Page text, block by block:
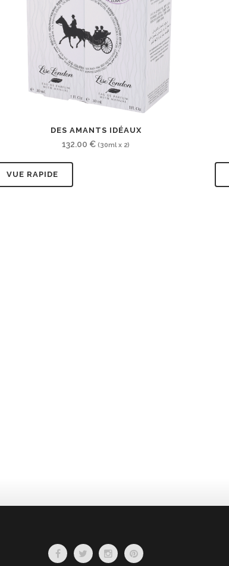
DES AMANTS IDÉAUX
132.00 € (30ml x 2)
VUE RAPIDE